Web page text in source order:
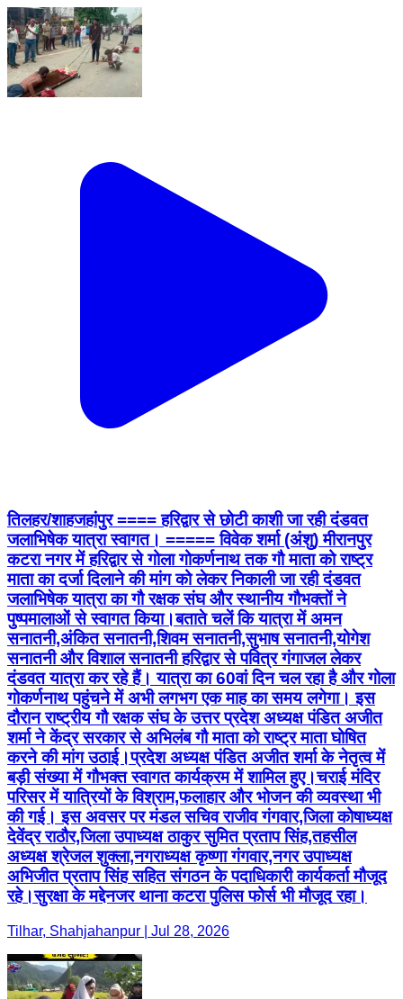
तिलहर/शाहजहांपुर ==== हरिद्वार से छोटी काशी जा रही दंडवत
जलाभिषेक यात्रा स्वागत। ===== विवेक शर्मा (अंशु) मीरानपुर
कटरा नगर में हरिद्वार से गोला गोकर्णनाथ तक गौ माता को राष्ट्र
माता का दर्जा दिलाने की मांग को लेकर निकाली जा रही दंडवत
जलाभिषेक यात्रा का गौ रक्षक संघ और स्थानीय गौभक्तों ने
पुष्पमालाओं से स्वागत किया।बताते चलें कि यात्रा में अमन
सनातनी,अंकित सनातनी,शिवम सनातनी,सुभाष सनातनी,योगेश
सनातनी और विशाल सनातनी हरिद्वार से पवित्र गंगाजल लेकर
दंडवत यात्रा कर रहे हैं। यात्रा का 60वां दिन चल रहा है और गोला
गोकर्णनाथ पहुंचने में अभी लगभग एक माह का समय लगेगा। इस
दौरान राष्ट्रीय गौ रक्षक संघ के उत्तर प्रदेश अध्यक्ष पंडित अजीत
शर्मा ने केंद्र सरकार से अभिलंब गौ माता को राष्ट्र माता घोषित
करने की मांग उठाई।प्रदेश अध्यक्ष पंडित अजीत शर्मा के नेतृत्व में
बड़ी संख्या में गौभक्त स्वागत कार्यक्रम में शामिल हुए।चराई मंदिर
परिसर में यात्रियों के विश्राम,फलाहार और भोजन की व्यवस्था भी
की गई। इस अवसर पर मंडल सचिव राजीव गंगवार,जिला कोषाध्यक्ष
देवेंद्र राठौर,जिला उपाध्यक्ष ठाकुर सुमित प्रताप सिंह,तहसील
अध्यक्ष श्रेजल शुक्ला,नगराध्यक्ष कृष्णा गंगवार,नगर उपाध्यक्ष
अभिजीत प्रताप सिंह सहित संगठन के पदाधिकारी कार्यकर्ता मौजूद
रहे।सुरक्षा के मद्देनजर थाना कटरा पुलिस फोर्स भी मौजूद रहा।
Tilhar, Shahjahanpur | Jul 28, 2026